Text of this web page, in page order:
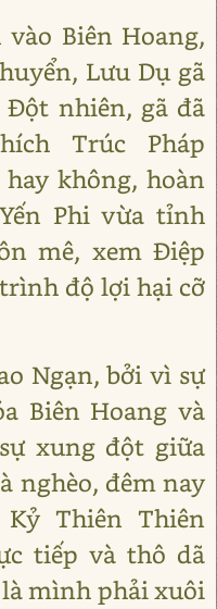
Biên Hoang,
Lưu Dụ gã
nhiên, gã đã
Trúc Pháp
không, hoàn
Phi vừa tỉnh
mê, xem Điệp
độ lợi hại cỡ
Ngạn, bởi vì sự
Biên Hoang và
xung đột giữa
nghèo, đêm nay
Thiên Thiên
tiếp và thô dã
là mình phải xuôi